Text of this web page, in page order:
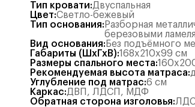
Тип кровати:Двуспальная
Цвет:Светло-бежевый
Тип основания: Разборная
березовыми
Вид основания: Без подъёмного
Габариты (ШхГхВ):168x210x99 см
Размеры спального места:
Рекомендуемая высота матраса:
Углубление под матрас:6 см
Каркас:ДВП , ЛДСП , МДФ
Обратная сторона изголовья: